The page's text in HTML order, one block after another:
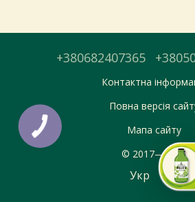
+380682407365
Контактна
Повна версія
Мапа сайту
© 2017—2026
Укр Рус
Перейти до
День доставки обираєте під